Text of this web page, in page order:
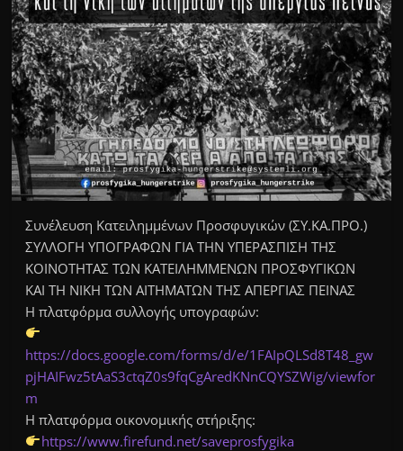
Συνέλευση Κατειλημμένων Προσφυγικών (ΣΥ.ΚΑ.ΠΡΟ.)
ΣΥΛΛΟΓΗ ΥΠΟΓΡΑΦΩΝ ΓΙΑ ΤΗΝ ΥΠΕΡΑΣΠΙΣΗ ΤΗΣ
ΚΟΙΝΟΤΗΤΑΣ ΤΩΝ ΚΑΤΕΙΛΗΜΜΕΝΩΝ ΠΡΟΣΦΥΓΙΚΩΝ
ΚΑΙ ΤΗ ΝΙΚΗ ΤΩΝ ΑΙΤΗΜΑΤΩΝ ΤΗΣ ΑΠΕΡΓΙΑΣ ΠΕΙΝΑΣ
Η πλατφόρμα συλλογής υπογραφών:
https://docs.google.com/forms/d/e/1FAIpQLSd8T48_gw
pjHAIFwz5tAaS3ctqZ0s9fqCgAredKNnCQYSZWig/viewfor
m
Η πλατφόρμα οικονομικής στήριξης:
https://www.firefund.net/saveprosfygika